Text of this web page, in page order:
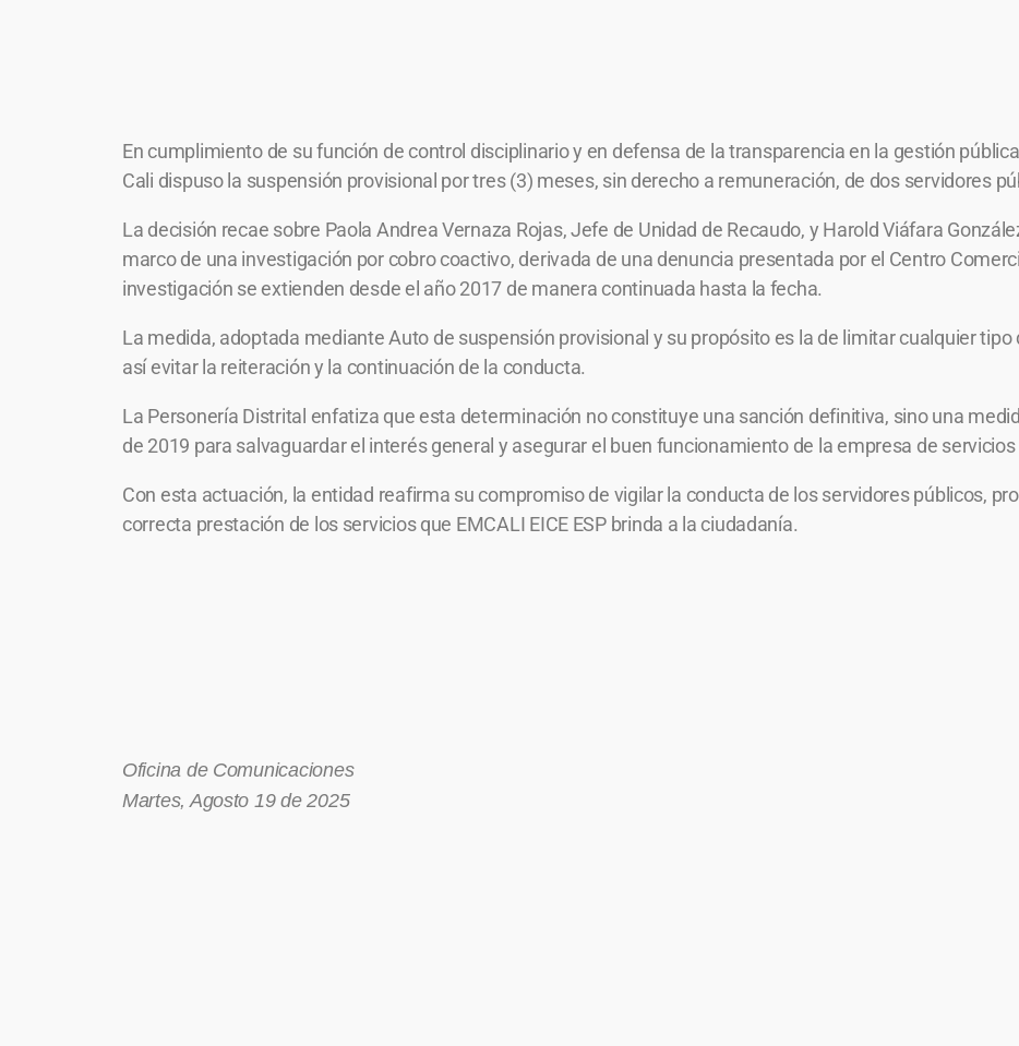
En cumplimiento de su función de control disciplinario y en defensa de la transparencia en la gestión
Cali dispuso la suspensión provisional por tres (3) meses, sin derecho a remuneración, de dos servidores
La decisión recae sobre Paola Andrea Vernaza Rojas, Jefe de Unidad de Recaudo, y Harold Viáfara
marco de una investigación por cobro coactivo, derivada de una denuncia presentada por el Centro
investigación se extienden desde el año 2017 de manera continuada hasta la fecha.
La medida, adoptada mediante Auto de suspensión provisional y su propósito es la de limitar cualquier
así evitar la reiteración y la continuación de la conducta.
La Personería Distrital enfatiza que esta determinación no constituye una sanción definitiva, sino una
de 2019 para salvaguardar el interés general y asegurar el buen funcionamiento de la empresa de servicios
Con esta actuación, la entidad reafirma su compromiso de vigilar la conducta de los servidores públicos,
correcta prestación de los servicios que EMCALI EICE ESP brinda a la ciudadanía.
Oficina de Comunicaciones
Martes, Agosto 19 de 2025